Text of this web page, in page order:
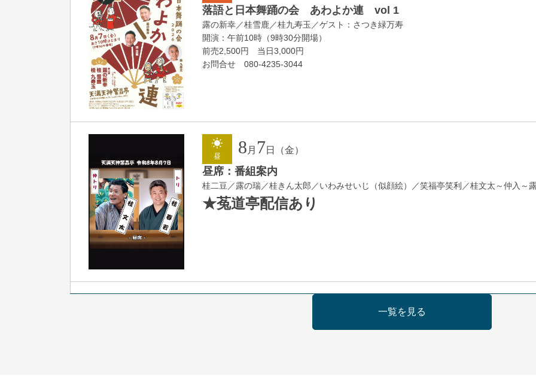
落語と日本舞踊の会 あわよか連 vol 1
露の新幸／桂雪鹿／桂九寿玉／ゲスト：さつき緑万寿
開演：午前10時（9時30分開場）
前売2,500円 当日3,000円
お問合せ 080-4235-3044
昼 8 月 7日（金）
昼席：番組案内
桂二豆／露の瑞／桂きん太郎／いわみせいじ（似顔絵）／笑福亭笑利／桂文太～仲入～
★菟道亭配信あり
噺家が落語と芝居をしてみる会
一覧を見る